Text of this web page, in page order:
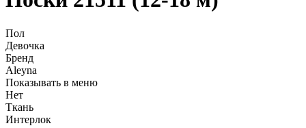
Пол
Девочка
Бренд
Aleyna
Показывать в меню
Нет
Ткань
Интерлок